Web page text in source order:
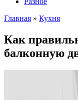
Главная » Кухня
Как
балконную